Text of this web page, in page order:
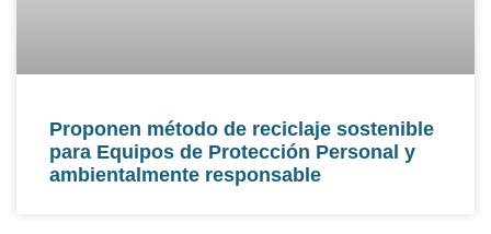
Proponen método de reciclaje sostenible
para Equipos de Protección Personal y
ambientalmente responsable